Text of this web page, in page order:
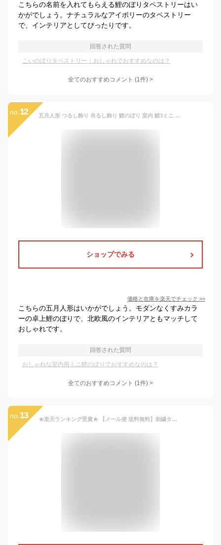
こちらの名前を入れてもらえる鯉のぼりタペストリーはい
かがでしょう。ナチュラルなアイボリーのタペストリー
で、インテリアとしてぴったりです。
回答された質問
こいのぼりタペストリー｜おしゃれでおすすめなのは？
全てのおすすめコメント (1件) >
no. 12 五月人形 つるし飾り 吊るし飾り 鯉のぼり 室内 鯉3ミニ チョコグラ 白台座 初節句 端午の節句 モダン おしゃれ コンパクト こいのぼり つるし鯉 こどもの日
ショップでみる
価格と在庫を楽天でチェック >>
こちらの五月人形はいかがでしょう。モダンなくすみカラ
ーの卓上鯉のぼりで、北欧風のインテリアともマッチして
おしゃれです。
回答された質問
おしゃれな室内用ミニ鯉のぼりでおすすめなのは？
全てのおすすめコメント (1件) >
no. 13 ★楽天ランキング受賞★ 【メール便 送料無料】刺繍タペストリーL 兜飾り こいのぼり 端午の節句 こどもの日 5月 春 タペストリー 壁飾り 305×15×565Hmm 木製バー・紐付き コンパクト 四季 鑑賞 メッセージ 贈り物